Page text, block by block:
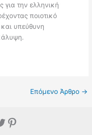
για την ελληνική
ποιοτικό
υπεύθυνη
Επόμενο Άρθρο →
Pinterest